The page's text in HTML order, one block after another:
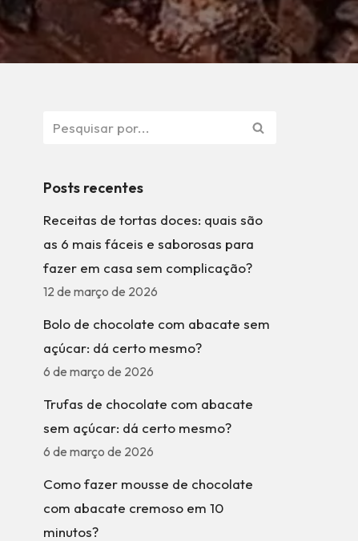
Posts recentes
Receitas de tortas doces: quais são
as 6 mais fáceis e saborosas para
fazer em casa sem complicação?
12 de março de 2026
Bolo de chocolate com abacate sem
açúcar: dá certo mesmo?
6 de março de 2026
Trufas de chocolate com abacate
sem açúcar: dá certo mesmo?
6 de março de 2026
Como fazer mousse de chocolate
com abacate cremoso em 10
minutos?